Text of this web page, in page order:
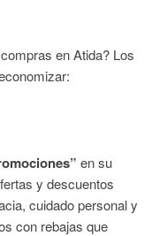
en Atida? Los
en su
y descuentos
cuidado personal y
con rebajas que